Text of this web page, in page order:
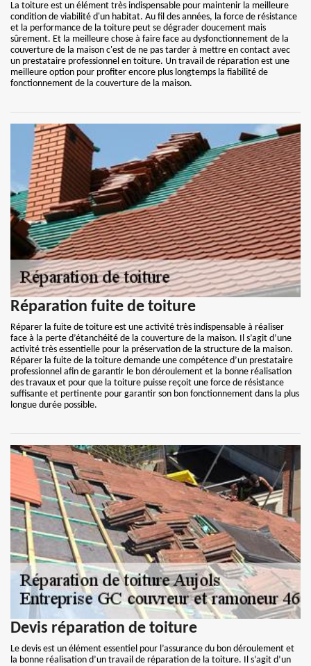
La toiture est un élément très indispensable pour maintenir la meilleure
condition de viabilité d'un habitat. Au fil des années, la force de résistance
et la performance de la toiture peut se dégrader doucement mais
sûrement. Et la meilleure chose à faire face au dysfonctionnement de la
couverture de la maison c'est de ne pas tarder à mettre en contact avec
un prestataire professionnel en toiture. Un travail de réparation est une
meilleure option pour profiter encore plus longtemps la fiabilité de
fonctionnement de la couverture de la maison.
Réparation fuite de toiture
Réparer la fuite de toiture est une activité très indispensable à réaliser
face à la perte d’étanchéité de la couverture de la maison. Il s’agit d’une
activité très essentielle pour la préservation de la structure de la maison.
Réparer la fuite de la toiture demande une compétence d’un prestataire
professionnel afin de garantir le bon déroulement et la bonne réalisation
des travaux et pour que la toiture puisse reçoit une force de résistance
suffisante et pertinente pour garantir son bon fonctionnement dans la plus
longue durée possible.
Devis réparation de toiture
Le devis est un élément essentiel pour l’assurance du bon déroulement et
la bonne réalisation d’un travail de réparation de la toiture. Il s’agit d’un